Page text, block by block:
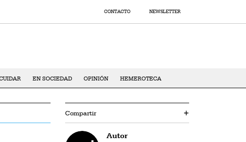
CONTACTO NEWSLETTER
EN SOCIEDAD OPINIÓN HEMEROTECA
Compartir +
Autor